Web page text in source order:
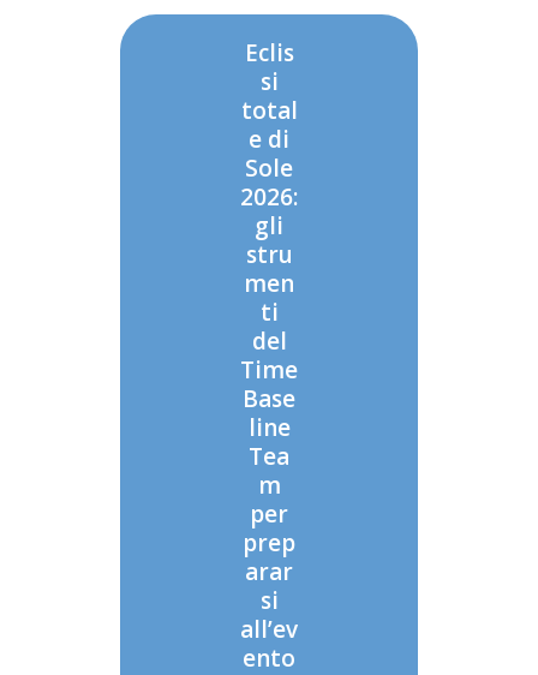
Eclis
si
total
e di
Sole
2026:
gli
stru
men
ti
del
Time
Base
line
Tea
m
per
prep
arar
si
all’ev
ento